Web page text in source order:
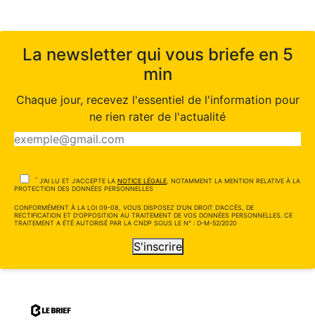
La newsletter qui vous briefe en 5
min
Chaque jour, recevez l'essentiel de l'information pour
ne rien rater de l'actualité
* J'AI LU ET J'ACCEPTE LA NOTICE LÉGALE , NOTAMMENT LA MENTION RELATIVE À LA
PROTECTION DES DONNÉES PERSONNELLES
CONFORMÉMENT À LA LOI 09-08, VOUS DISPOSEZ D'UN DROIT D'ACCÈS, DE
RECTIFICATION ET D'OPPOSITION AU TRAITEMENT DE VOS DONNÉES PERSONNELLES. CE
TRAITEMENT A ÉTÉ AUTORISÉ PAR LA CNDP SOUS LE N° : D-M-52/2020
S'inscrire